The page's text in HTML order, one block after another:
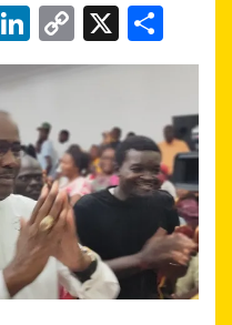
Li
n
ke
dI
n
C
o
Li
n
k
X
ar
g
er